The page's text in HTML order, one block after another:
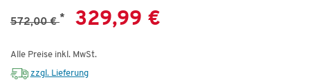
572,00 €* 329,99 €
Alle Preise inkl. MwSt.
zzgl. Lieferung